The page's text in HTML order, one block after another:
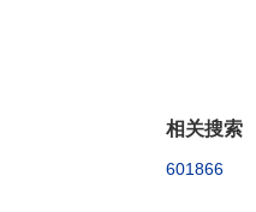
相关搜索
601866